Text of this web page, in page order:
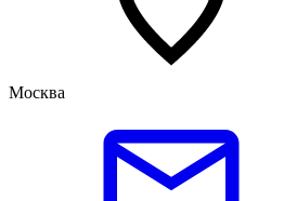
Москва